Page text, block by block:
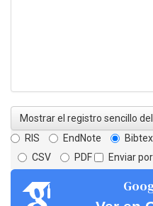
Mostrar el registro sencillo
RIS
EndNote Bibtex
CSV
PDF Enviar